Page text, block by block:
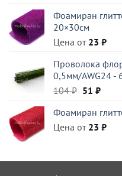
140 ₽.
90 ₽.
Фоамиран
20×30см
Цена от 23 ₽
Проволока
0,5мм/AWG24 -
104₽
104 ₽.
51 ₽
51 ₽.
Фоамиран
Цена от 23 ₽